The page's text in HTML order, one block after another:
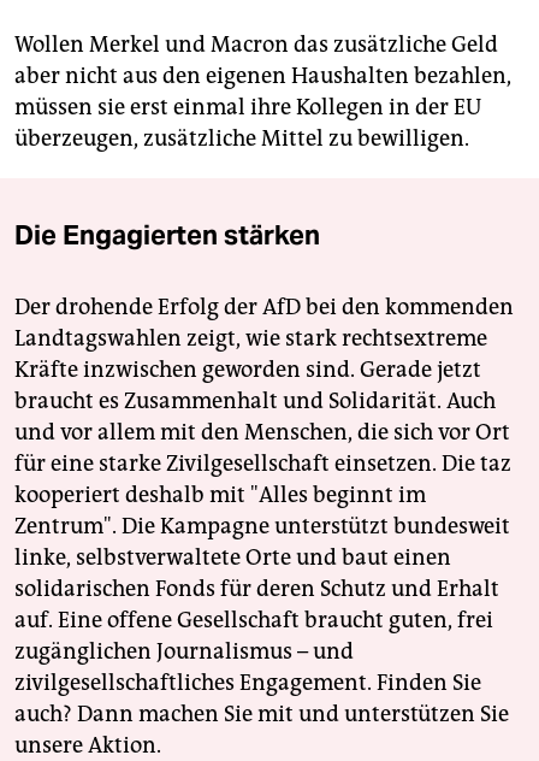
Wollen Merkel und Macron das zusätzliche Geld
aber nicht aus den eigenen Haushalten bezahlen,
müssen sie erst einmal ihre Kollegen in der EU
überzeugen, zusätzliche Mittel zu bewilligen.
Die Engagierten stärken
Der drohende Erfolg der AfD bei den kommenden
Landtagswahlen zeigt, wie stark rechtsextreme
Kräfte inzwischen geworden sind. Gerade jetzt
braucht es Zusammenhalt und Solidarität. Auch
und vor allem mit den Menschen, die sich vor Ort
für eine starke Zivilgesellschaft einsetzen. Die taz
kooperiert deshalb mit "Alles beginnt im
Zentrum". Die Kampagne unterstützt bundesweit
linke, selbstverwaltete Orte und baut einen
solidarischen Fonds für deren Schutz und Erhalt
auf. Eine offene Gesellschaft braucht guten, frei
zugänglichen Journalismus – und
zivilgesellschaftliches Engagement. Finden Sie
auch? Dann machen Sie mit und unterstützen Sie
unsere Aktion.